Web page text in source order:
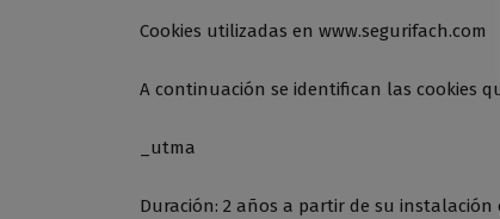
Cookies utilizadas en www.segurifach.com
A continuación se identifican las cookies
_utma
Duración: 2 años a partir de su instalación